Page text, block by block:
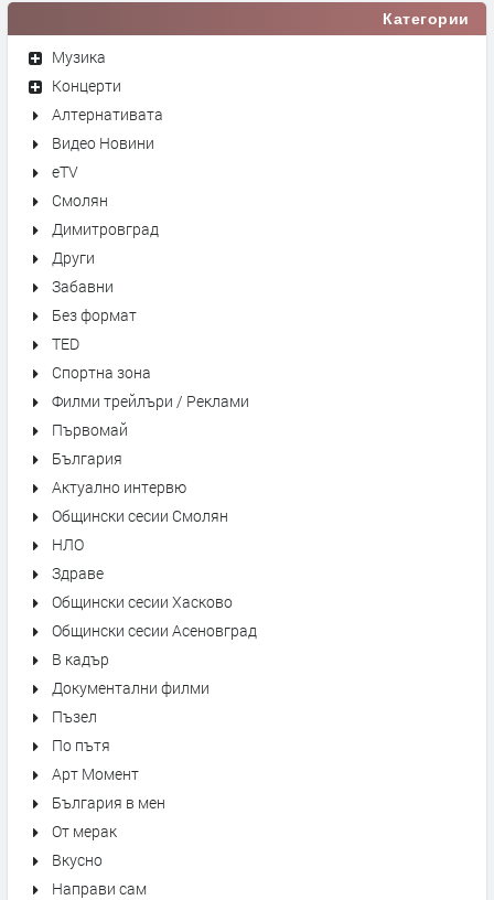
Категории
Музика
Концерти
Алтернативата
Видео Новини
eTV
Смолян
Димитровград
Други
Забавни
Без формат
TED
Спортна зона
Филми трейлъри / Реклами
Първомай
България
Актуално интервю
Общински сесии Смолян
НЛО
Здраве
Общински сесии Хасково
Общински сесии Асеновград
В кадър
Документални филми
Пъзел
По пътя
Арт Момент
България в мен
От мерак
Вкусно
Направи сам